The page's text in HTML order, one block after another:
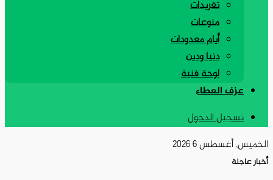
تغريدات
منوعات
أيام معدودات
دنيا ودين
لوحة فنية
عزف العطاء
تسجيل الدخول
الخميس, أغسطس 6 2026
أخبار عاجلة